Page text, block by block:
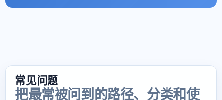
常见问题
把最常被问到的路径、分类和使